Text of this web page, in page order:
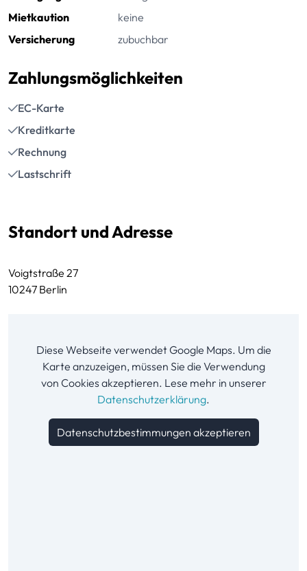
Mietkaution
keine
Versicherung
zubuchbar
Zahlungsmöglichkeiten
EC-Karte
Kreditkarte
Rechnung
Lastschrift
Standort und Adresse
Voigtstraße 27
10247 Berlin
Diese Webseite verwendet Google Maps. Um die
Karte anzuzeigen, müssen Sie die Verwendung
von Cookies akzeptieren. Lese mehr in unserer
Datenschutzerklärung.
Datenschutzbestimmungen akzeptieren